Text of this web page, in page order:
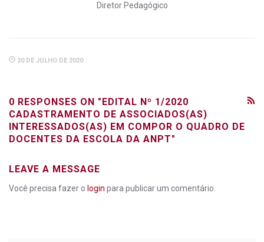
Diretor Pedagógico
20 DE JULHO DE 2020
0 RESPONSES ON "EDITAL Nº 1/2020
CADASTRAMENTO DE ASSOCIADOS(AS)
INTERESSADOS(AS) EM COMPOR O QUADRO DE
DOCENTES DA ESCOLA DA ANPT"
LEAVE A MESSAGE
Você precisa fazer o login para publicar um comentário.